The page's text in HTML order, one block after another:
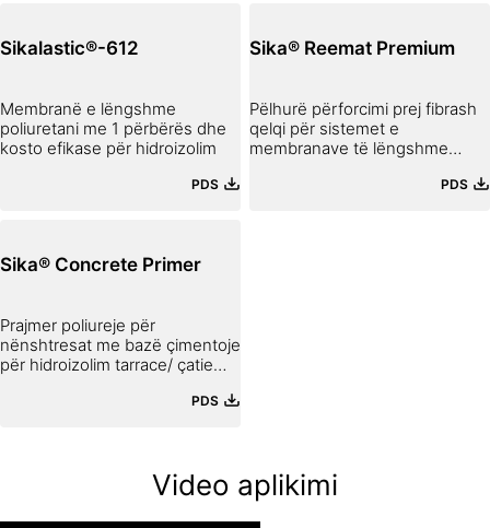
Sikalastic®-612
Membranë e lëngshme
poliuretani me 1 përbërës dhe
kosto efikase për hidroizolim
PDS
Sika® Reemat Premium
Pëlhurë përforcimi prej fibrash
qelqi për sistemet e
membranave të lëngshme
PDS
Sika® Concrete Primer
Prajmer poliureje për
nënshtresat me bazë çimentoje
për hidroizolim tarrace/ çatie
PDS
Video aplikimi